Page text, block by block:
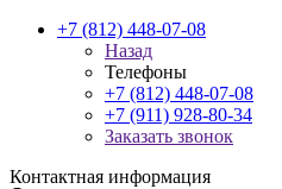
+7 (812) 448-07-08
Назад
Телефоны
+7 (812) 448-07-08
+7 (911) 928-80-34
Заказать звонок
Контактная информация